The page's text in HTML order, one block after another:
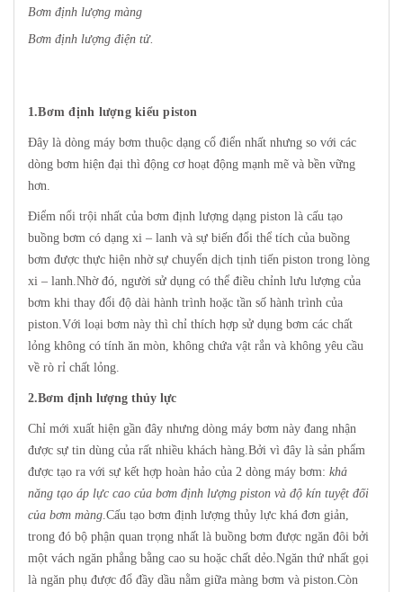
Bơm định lượng màng
Bơm định lượng điện tử.
1.Bơm định lượng kiểu piston
Đây là dòng máy bơm thuộc dạng cổ điển nhất nhưng so với các
dòng bơm hiện đại thì động cơ hoạt động mạnh mẽ và bền vững
hơn.
Điểm nổi trội nhất của bơm định lượng dạng piston là cấu tạo
buồng bơm có dạng xi – lanh và sự biến đổi thể tích của buồng
bơm được thực hiện nhờ sự chuyển dịch tịnh tiến piston trong lòng
xi – lanh.Nhờ đó, người sử dụng có thể điều chỉnh lưu lượng của
bơm khi thay đổi độ dài hành trình hoặc tần số hành trình của
piston.Với loại bơm này thì chỉ thích hợp sử dụng bơm các chất
lỏng không có tính ăn mòn, không chứa vật rắn và không yêu cầu
về rò rỉ chất lỏng.
2.Bơm định lượng thủy lực
Chỉ mới xuất hiện gần đây nhưng dòng máy bơm này đang nhận
được sự tin dùng của rất nhiều khách hàng.Bởi vì đây là sản phẩm
được tạo ra với sự kết hợp hoàn hảo của 2 dòng máy bơm: khả
năng tạo áp lực cao của bơm định lượng piston và độ kín tuyệt đối
của bơm màng .Cấu tạo bơm định lượng thủy lực khá đơn giản,
trong đó bộ phận quan trọng nhất là buồng bơm được ngăn đôi bởi
một vách ngăn phẳng bằng cao su hoặc chất dẻo.Ngăn thứ nhất gọi
là ngăn phụ được đổ đầy dầu nằm giữa màng bơm và piston.Còn